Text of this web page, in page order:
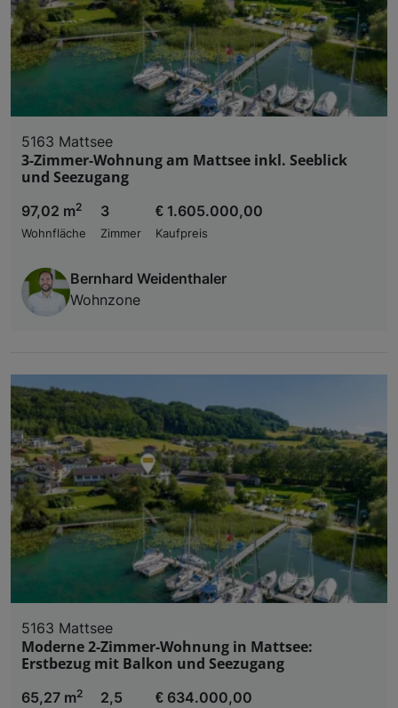
5163 Mattsee
3-Zimmer-Wohnung am Mattsee inkl. Seeblick
und Seezugang
97,02 m2
Wohnfläche
3
Zimmer
€ 1.605.000,00
Kaufpreis
Bernhard Weidenthaler
Wohnzone
5163 Mattsee
Moderne 2-Zimmer-Wohnung in Mattsee:
Erstbezug mit Balkon und Seezugang
65,27 m2 2,5 € 634.000,00